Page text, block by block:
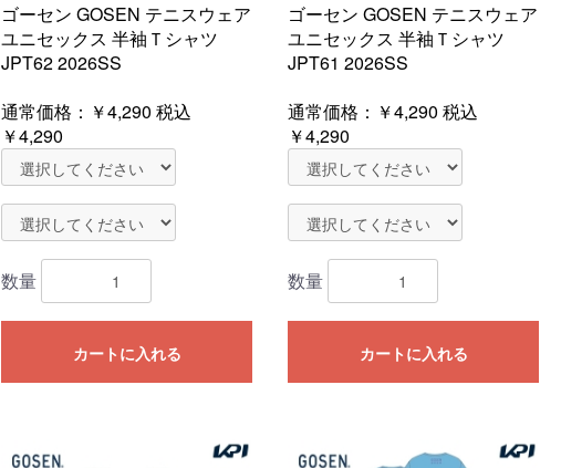
ゴーセン GOSEN テニスウェア
ユニセックス 半袖Ｔシャツ
JPT62 2026SS
通常価格： ￥4,290 税込
￥4,290
数量
カートに入れる
ゴーセン GOSEN テニスウェア
ユニセックス 半袖Ｔシャツ
JPT61 2026SS
通常価格： ￥4,290 税込
￥4,290
数量
カートに入れる